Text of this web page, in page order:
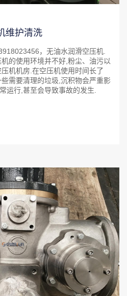
维护清洗
，无油水润滑空压机.
的使用环境并不好,粉尘、油污以
机机房.在空压机使用时间长了
需要清理的垃圾,沉积物会严重影
运行,甚至会导致事故的发生.